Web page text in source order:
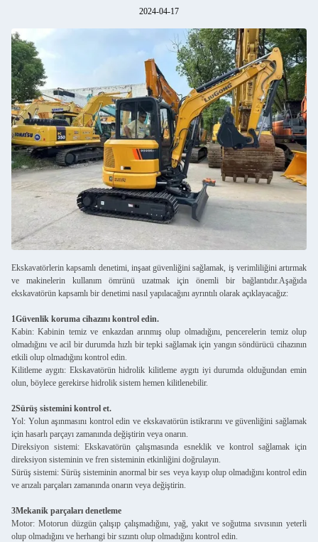
2024-04-17
Ekskavatörlerin kapsamlı denetimi, inşaat güvenliğini sağlamak, iş verimliliğini artırmak
ve makinelerin kullanım ömrünü uzatmak için önemli bir bağlantıdır.Aşağıda
ekskavatörün kapsamlı bir denetimi nasıl yapılacağını ayrıntılı olarak açıklayacağız:
1Güvenlik koruma cihazını kontrol edin.
Kabin: Kabinin temiz ve enkazdan arınmış olup olmadığını, pencerelerin temiz olup
olmadığını ve acil bir durumda hızlı bir tepki sağlamak için yangın söndürücü cihazının
etkili olup olmadığını kontrol edin.
Kilitleme aygıtı: Ekskavatörün hidrolik kilitleme aygıtı iyi durumda olduğundan emin
olun, böylece gerekirse hidrolik sistem hemen kilitlenebilir.
2Sürüş sistemini kontrol et.
Yol: Yolun aşınmasını kontrol edin ve ekskavatörün istikrarını ve güvenliğini sağlamak
için hasarlı parçayı zamanında değiştirin veya onarın.
Direksiyon sistemi: Ekskavatörün çalışmasında esneklik ve kontrol sağlamak için
direksiyon sisteminin ve fren sisteminin etkinliğini doğrulayın.
Sürüş sistemi: Sürüş sisteminin anormal bir ses veya kayıp olup olmadığını kontrol edin
ve arızalı parçaları zamanında onarın veya değiştirin.
3Mekanik parçaları denetleme
Motor: Motorun düzgün çalışıp çalışmadığını, yağ, yakıt ve soğutma sıvısının yeterli
olup olmadığını ve herhangi bir sızıntı olup olmadığını kontrol edin.